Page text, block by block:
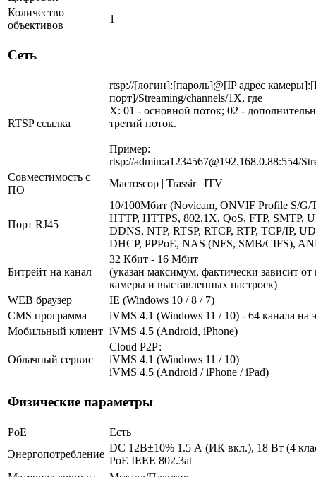
Количество
объективов
1
Сеть
RTSP ссылка
rtsp://[логин]:[пароль]@[IP адрес
порт]/Streaming/channels/1X, где
X: 01 - основной поток; 02 -
третий поток.
Пример:
rtsp://admin:a1234567@192.168.0.88:554/
Совместимость с
ПО
Macroscop | Trassir | ITV
Порт RJ45
10/100Мбит (Novicam, ONVIF Profile S/G/
HTTP, HTTPS, 802.1X, QoS, FTP, SMTP,
DDNS, NTP, RTSP, RTCP, RTP, TCP/IP,
DHCP, PPPoE, NAS (NFS, SMB/CIFS),
Битрейт на канал
32 Кбит - 16 Мбит
(указан максимум, фактически зависит от
камеры и выставленных настроек)
WEB браузер
IE (Windows 10 / 8 / 7)
CMS программа
iVMS 4.1 (Windows 11 / 10) - 64 канала на
Мобильный клиент iVMS 4.5 (Android, iPhone)
Облачный сервис
Cloud Р2Р:
iVMS 4.1 (Windows 11 / 10)
iVMS 4.5 (Android / iPhone / iPad)
Физические параметры
PoE
Есть
Энергопотребление
DC 12В±10% 1.5 А (ИК вкл.), 18 Вт (4
PoE IEEE 802.3at